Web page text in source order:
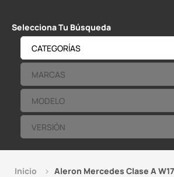
Selecciona Tu Búsqueda
Inicio Aleron Mercedes Clase A